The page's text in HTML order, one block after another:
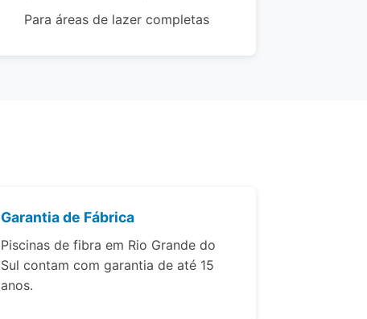
Para áreas de lazer completas
Garantia de Fábrica
Piscinas de fibra em Rio Grande do
Sul contam com garantia de até 15
anos.